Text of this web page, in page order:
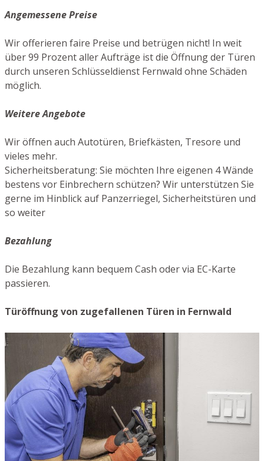
Angemessene Preise
Wir offerieren faire Preise und betrügen nicht! In weit
über 99 Prozent aller Aufträge ist die Öffnung der Türen
durch unseren Schlüsseldienst Fernwald ohne Schäden
möglich.
Weitere Angebote
Wir öffnen auch Autotüren, Briefkästen, Tresore und
vieles mehr.
Sicherheitsberatung: Sie möchten Ihre eigenen 4 Wände
bestens vor Einbrechern schützen? Wir unterstützen Sie
gerne im Hinblick auf Panzerriegel, Sicherheitstüren und
so weiter
Bezahlung
Die Bezahlung kann bequem Cash oder via EC-Karte
passieren.
Türöffnung von zugefallenen Türen in Fernwald